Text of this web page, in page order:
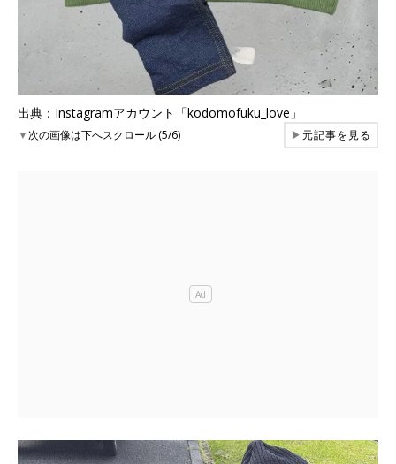
出典：Instagramアカウント「kodomofuku_love」
▼次の画像は下へスクロール (5/6) ▶元記事を見る